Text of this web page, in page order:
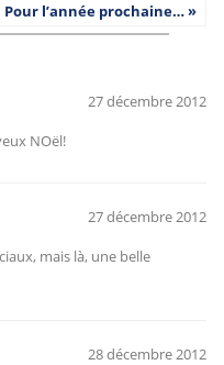
Pour l’année prochaine… »
27 décembre 2012
NOël!
27 décembre 2012
mais là, une belle
28 décembre 2012